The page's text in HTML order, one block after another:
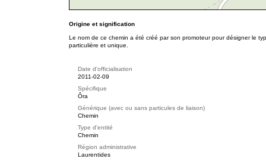
Origine et signification
Le nom de ce chemin a été créé par son promoteur pour désigner le
particulière et unique.
Date d'officialisation
2011-02-09
Spécifique
Ôra
Générique (avec ou sans particules de liaison)
Chemin
Type d'entité
Chemin
Région administrative
Laurentides